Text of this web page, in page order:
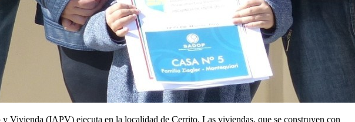
Vivienda (IAPV) ejecuta en la localidad de Cerrito. Las viviendas, que se construyen con